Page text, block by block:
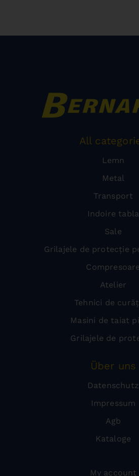
All
Lemn
Metal
Transport
Indoire tabla
Sale
Grilajele de protecție
Compresoare
Atelier
Tehnici de
Masini de taiat
Grilajele de
Über uns
Datenschutz
Impressum
Agb
Kataloge
My account